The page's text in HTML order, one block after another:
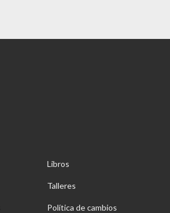
Libros
Talleres
Política de cambios